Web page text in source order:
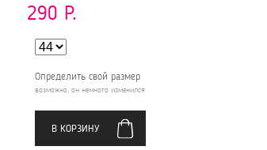
290 Р.
Определить свой размер
возможно, он немного изменился
В КОРЗИНУ